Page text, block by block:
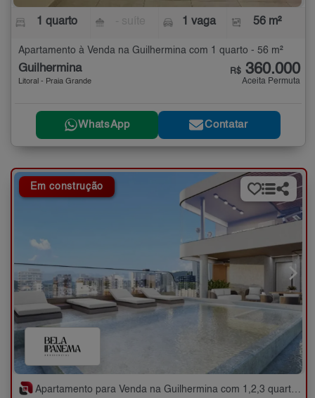
1 quarto 1 vaga 56 m²
Apartamento à Venda na Guilhermina com 1 quarto - 56 m²
Guilhermina
Litoral - Praia Grande
R$ 360.000
Aceita Permuta
WhatsApp Contatar
Em construção
Apartamento para Venda na Guilhermina com 1,2,3 quartos - 48 a 144 m²